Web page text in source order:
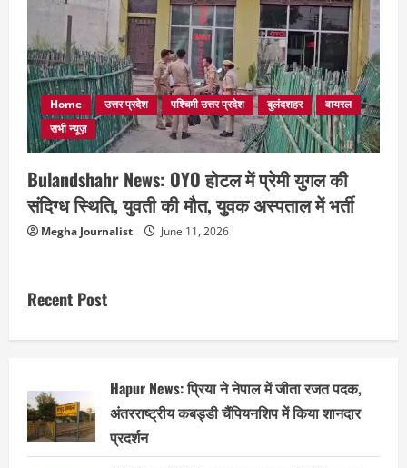
Home उत्तर प्रदेश पश्चिमी उत्तर प्रदेश बुलंदशहर
वायरल
सभी न्यूज़
Bulandshahr News: OYO होटल में प्रेमी युगल की
संदिग्ध स्थिति, युवती की मौत, युवक अस्पताल में भर्ती
Megha Journalist June 11, 2026
Recent Post
Hapur News: प्रिया ने नेपाल में जीता रजत पदक,
अंतरराष्ट्रीय कबड्डी चैंपियनशिप में किया शानदार
प्रदर्शन